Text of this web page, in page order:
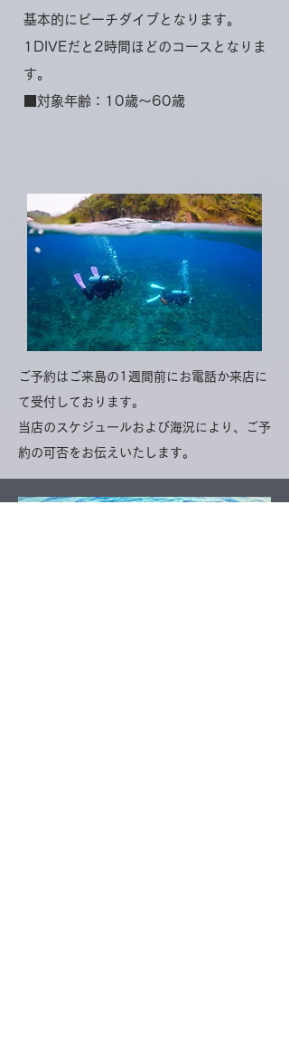
​基本的にビーチダイブとなります。
1DIVEだと2時間ほどのコースとなりま
す。
​■対象年齢：10歳～60歳
ご予約はご来島の1週間前にお電話か来店に
て受付しております。
​当店のスケジュールおよび海況により、ご予
約の可否をお伝えいたします。